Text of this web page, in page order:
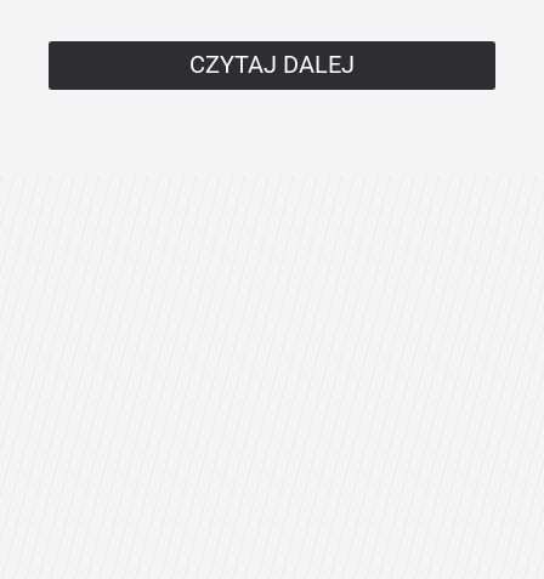
CZYTAJ DALEJ